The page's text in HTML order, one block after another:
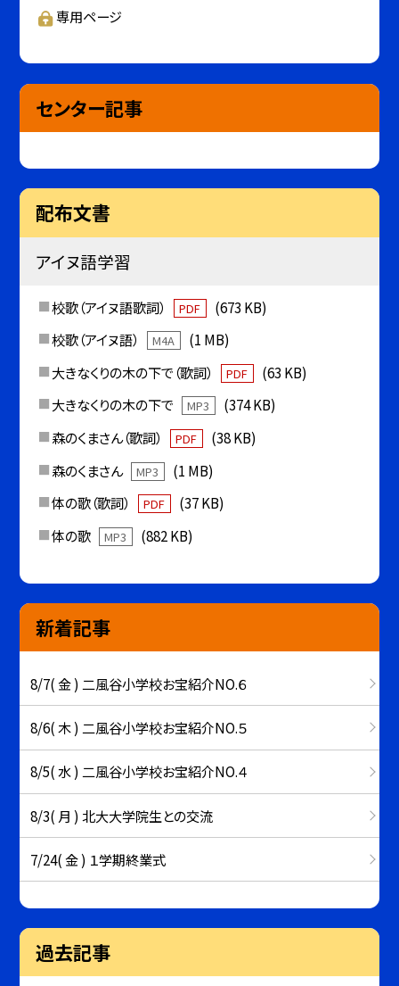
専用ページ
センター記事
配布文書
アイヌ語学習
校歌（アイヌ語歌詞） PDF
(673 KB)
校歌（アイヌ語）
M4A
(1 MB)
大きなくりの木の下で（歌詞）
PDF
(63 KB)
大きなくりの木の下で
MP3
(374 KB)
森のくまさん（歌詞）
PDF
(38 KB)
森のくまさん
MP3
(1 MB)
体の歌（歌詞）
PDF
(37 KB)
体の歌
MP3 (882 KB)
新着記事
8/7( 金 ) 二風谷小学校お宝紹介NO.６
8/6( 木 ) 二風谷小学校お宝紹介NO.５
8/5( 水 ) 二風谷小学校お宝紹介NO.４
8/3( 月 ) 北大大学院生との交流
7/24( 金 ) １学期終業式
過去記事